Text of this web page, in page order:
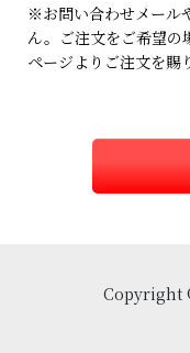
※お問い合わせメール
ん。ご注文をご希望の
ページよりご注文を賜
Copyright